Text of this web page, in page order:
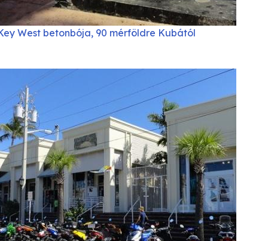
West betonbója, 90 mérföldre Kubától